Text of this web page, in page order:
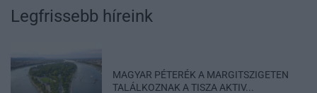
Legfrissebb híreink
MAGYAR PÉTERÉK A MARGITSZIGETEN
TALÁLKOZNAK A TISZA AKTIV...